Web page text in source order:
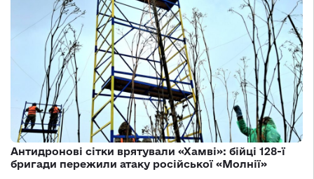
Антидронові сітки врятували «Хамві»: бійці 128-ї
бригади пережили атаку російської «Молнії»